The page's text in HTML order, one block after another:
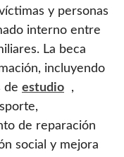
y personas
interno entre
La beca
incluyendo
de estudio
,
de reparación
social y mejora